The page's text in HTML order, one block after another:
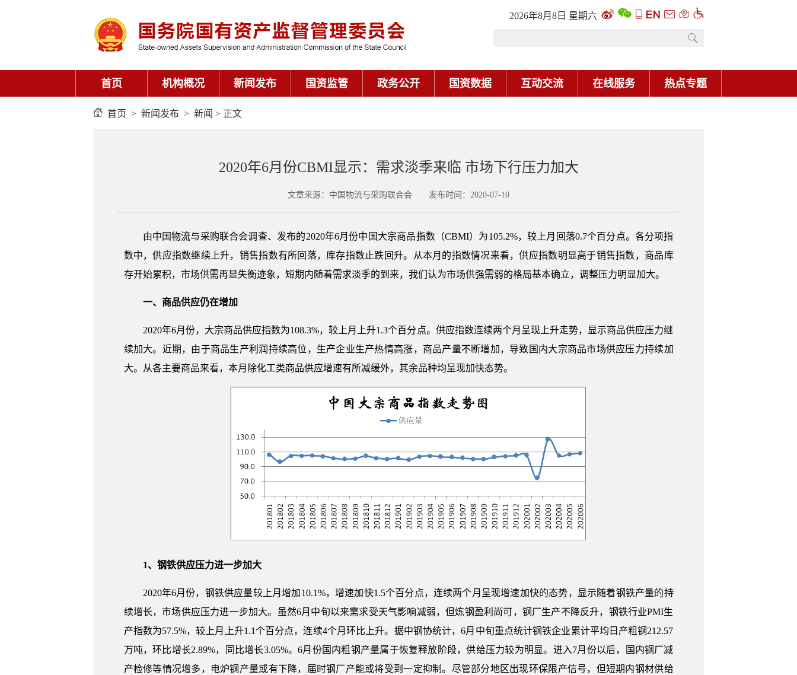
2026年8月8日 星期六
首页 机构概况 新闻发布 国资监管 政务公开 国资数据 互动交流 在线服务 热点专题
首页 > 新闻发布 > 新闻 > 正文
2020年6月份CBMI显示：需求淡季来临 市场下行压力加大
文章来源：中国物流与采购联合会 发布时间：2020-07-10
由中国物流与采购联合会调查、发布的2020年6月份中国大宗商品指数（CBMI）为105.2%，较上月回落0.7个百分点。各分项指
数中，供应指数继续上升，销售指数有所回落，库存指数止跌回升。从本月的指数情况来看，供应指数明显高于销售指数，商品库
存开始累积，市场供需再显失衡迹象，短期内随着需求淡季的到来，我们认为市场供强需弱的格局基本确立，调整压力明显加大。
一、商品供应仍在增加
2020年6月份，大宗商品供应指数为108.3%，较上月上升1.3个百分点。供应指数连续两个月呈现上升走势，显示商品供应压力继
续加大。近期，由于商品生产利润持续高位，生产企业生产热情高涨，商品产量不断增加，导致国内大宗商品市场供应压力持续加
大。从各主要商品来看，本月除化工类商品供应增速有所减缓外，其余品种均呈现加快态势。
1、钢铁供应压力进一步加大
2020年6月份，钢铁供应量较上月增加10.1%，增速加快1.5个百分点，连续两个月呈现增速加快的态势，显示随着钢铁产量的持
续增长，市场供应压力进一步加大。虽然6月中旬以来需求受天气影响减弱，但炼钢盈利尚可，钢厂生产不降反升，钢铁行业PMI生
产指数为57.5%，较上月上升1.1个百分点，连续4个月环比上升。据中钢协统计，6月中旬重点统计钢铁企业累计平均日产粗钢212.57
万吨，环比增长2.89%，同比增长3.05%。6月份国内粗钢产量属于恢复释放阶段，供给压力较为明显。进入7月份以后，国内钢厂减
产检修等情况增多，电炉钢产量或有下降，届时钢厂产能或将受到一定抑制。尽管部分地区出现环保限产信号，但短期内钢材供给